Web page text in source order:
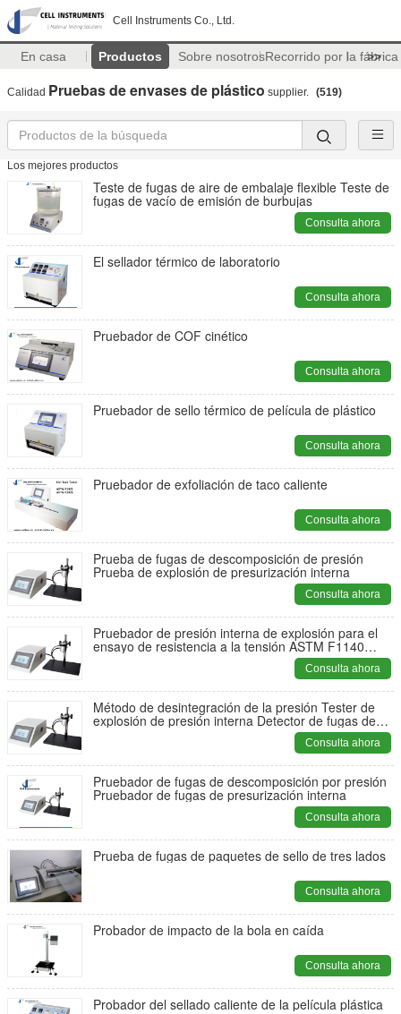
Cell Instruments Co., Ltd.
En casa Productos Sobre nosotrosRecorrido por la fábrica
>>
Calidad Pruebas de envases de plástico supplier. (519)
Los mejores productos
Teste de fugas de aire de embalaje flexible Teste de
fugas de vacío de emisión de burbujas
Consulta ahora
El sellador térmico de laboratorio
Consulta ahora
Pruebador de COF cinético
Consulta ahora
Pruebador de sello térmico de película de plástico
Consulta ahora
Pruebador de exfoliación de taco caliente
Consulta ahora
Prueba de fugas de descomposición de presión
Prueba de explosión de presurización interna
Consulta ahora
Pruebador de presión interna de explosión para el
ensayo de resistencia a la tensión ASTM F1140
Consulta ahora
Método de desintegración de la presión Tester de
explosión de presión interna Detector de fugas de
embalaje ASTM F1140 ASTM F2054 Consulta ahora
Pruebador de fugas de descomposición por presión
Pruebador de fugas de presurización interna
Consulta ahora
Prueba de fugas de paquetes de sello de tres lados
Consulta ahora
Probador de impacto de la bola en caída
Consulta ahora
Probador del sellado caliente de la película plástica